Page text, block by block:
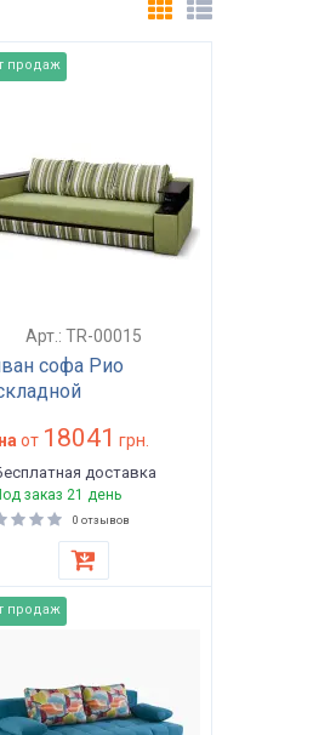
продаж
Арт.: TR-00015
софа Рио
от 18041 грн.
доставка
заказ 21 день
0 отзывов
продаж